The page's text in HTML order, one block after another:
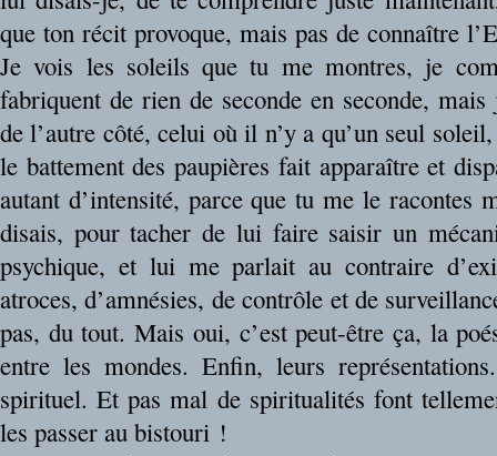
que ton récit provoque, mais pas de connaître
Je vois les soleils que tu me montres, je
fabriquent de rien de seconde en seconde,
de l’autre côté, celui où il n’y a qu’un seul
le battement des paupières fait apparaître et
autant d’intensité, parce que tu me le racontes
disais, pour tacher de lui faire saisir un
psychique, et lui me parlait au contraire
atroces, d’amnésies, de contrôle et de
pas, du tout. Mais oui, c’est peut-être ça, la
entre les mondes. Enfin, leurs
spirituel. Et pas mal de spiritualités font
les passer au bistouri !